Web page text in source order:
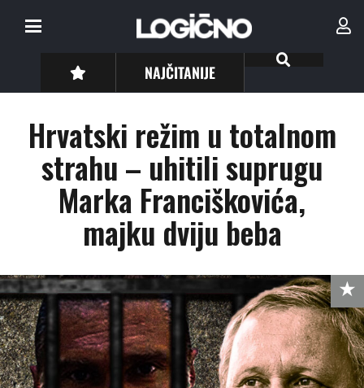
NAJČITANIJE
Hrvatski režim u totalnom
strahu – uhitili suprugu
Marka Franciškovića,
majku dviju beba